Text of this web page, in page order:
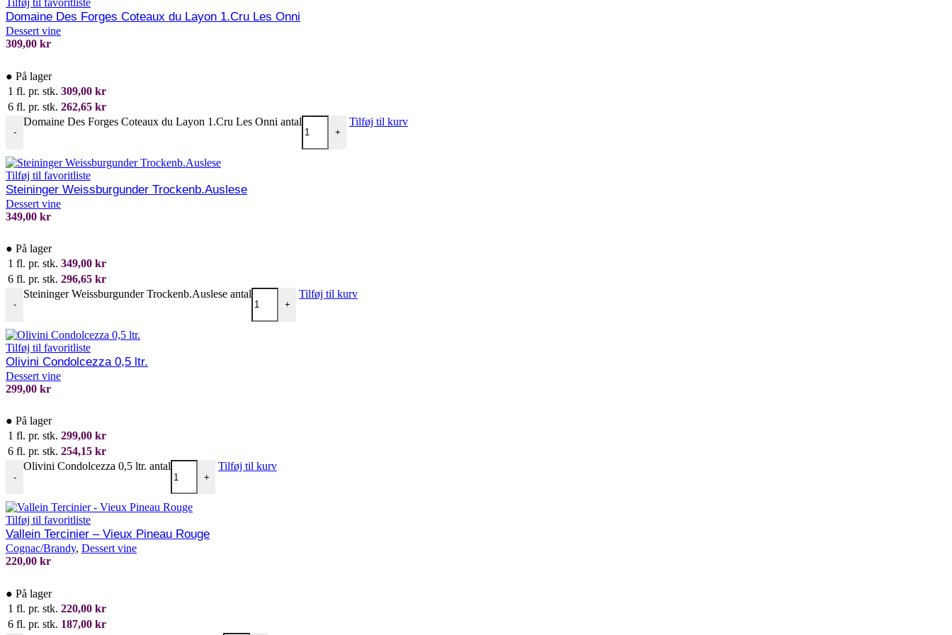
Tilføj til favoritliste
Domaine Des Forges Coteaux du Layon 1.Cru Les Onni
Dessert vine
309,00 kr
● På lager
1 fl. pr. stk. 309,00 kr
6 fl. pr. stk. 262,65 kr
-
Domaine Des Forges Coteaux du Layon 1.Cru Les Onni antal
+
Tilføj til kurv
Tilføj til favoritliste
Steininger Weissburgunder Trockenb.Auslese
Dessert vine
349,00 kr
● På lager
1 fl. pr. stk. 349,00 kr
6 fl. pr. stk. 296,65 kr
-
Steininger Weissburgunder Trockenb.Auslese antal
+
Tilføj til kurv
Tilføj til favoritliste
Olivini Condolcezza 0,5 ltr.
Dessert vine
299,00 kr
● På lager
1 fl. pr. stk. 299,00 kr
6 fl. pr. stk. 254,15 kr
-
Olivini Condolcezza 0,5 ltr. antal
+
Tilføj til kurv
Tilføj til favoritliste
Vallein Tercinier – Vieux Pineau Rouge
Cognac/Brandy, Dessert vine
220,00 kr
● På lager
1 fl. pr. stk. 220,00 kr
6 fl. pr. stk. 187,00 kr